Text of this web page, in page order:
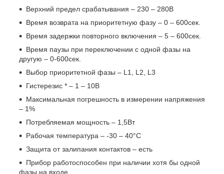
Верхний предел срабатывания – 230 – 280В
Время возврата на приоритетную фазу – 0 – 600сек.
Время задержки повторного включения – 5 – 600сек.
Время паузы при переключении с одной фазы на
другую – 0-600сек.
Выбор приоритетной фазы – L1, L2, L3
Гистерезис * – 1 – 10В
Максимальная погрешность в измерении напряжения
– 1%
Потребляемая мощность – 1,5Вт
Рабочая температура – -30 – 40°C
Защита от залипания контактов – есть
Прибор работоспособен при наличии хотя бы одной
фазы на входе.